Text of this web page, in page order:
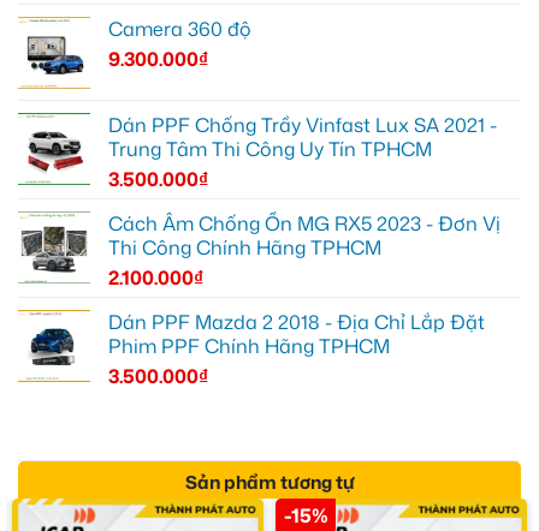
Camera 360 độ
9.300.000₫
Dán PPF Chống Trầy Vinfast Lux SA 2021 -
Trung Tâm Thi Công Uy Tín TPHCM
3.500.000₫
Cách Âm Chống Ồn MG RX5 2023 - Đơn Vị
Thi Công Chính Hãng TPHCM
2.100.000₫
Dán PPF Mazda 2 2018 - Địa Chỉ Lắp Đặt
Phim PPF Chính Hãng TPHCM
3.500.000₫
Sản phẩm tương tự
-15%